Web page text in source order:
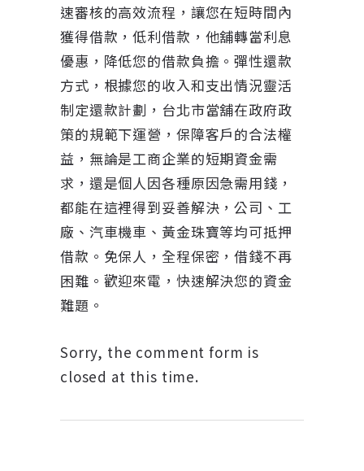
速審核的高效流程，讓您在短時間內
獲得借款，低利借款，他舖轉當利息
優惠，降低您的借款負擔。彈性還款
方式，根據您的收入和支出情況靈活
制定還款計劃，台北市當舖在政府政
策的規範下運營，保障客戶的合法權
益，無論是工商企業的短期資金需
求，還是個人因各種原因急需用錢，
都能在這裡得到妥善解決，公司、工
廠、汽車機車、黃金珠寶等均可抵押
借款。免保人，全程保密，借錢不再
困難。歡迎來電，快速解決您的資金
難題。
Sorry, the comment form is
closed at this time.